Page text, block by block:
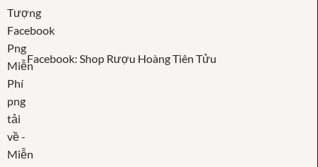
Facebook: Shop Rượu Hoàng Tiên Tửu